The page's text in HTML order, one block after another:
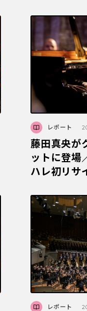
レポート
藤田真央が
ットに登場
ハレ初リサ
レポート